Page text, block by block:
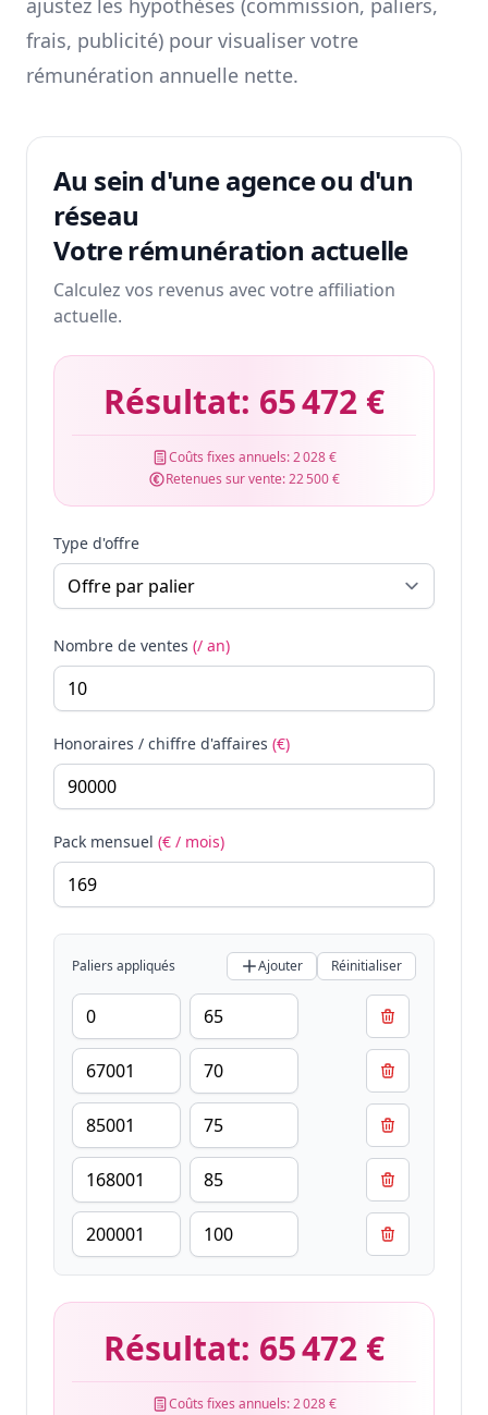
ajustez les hypothèses (commission, paliers,
frais, publicité) pour visualiser votre
rémunération annuelle nette.
Au sein d'une agence ou d'un
réseau
Votre rémunération actuelle
Calculez vos revenus avec votre affiliation
actuelle.
Résultat: 65 472 €
Coûts fixes annuels:2 028 €
Retenues sur vente:22 500 €
Type d'offre
Nombre de ventes (/ an)
Honoraires / chiffre d'affaires (€)
Pack mensuel (€ / mois)
Paliers appliqués Ajouter Réinitialiser
Résultat: 65 472 €
Coûts fixes annuels:2 028 €